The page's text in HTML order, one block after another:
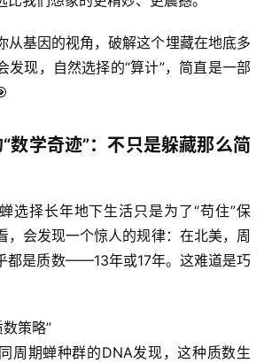
从基因的视角，破解这个埋藏在地底多
发现，自然选择的“算计”，简直是一部
数学奇迹”：不只是躲藏那么简
选择长年地下生活只是为了“苟住”保
，会发现一个惊人的规律：在北美，周
都是质数——13年或17年。这难道是巧
策略”
周期蝉种群的DNA发现，这种质数生